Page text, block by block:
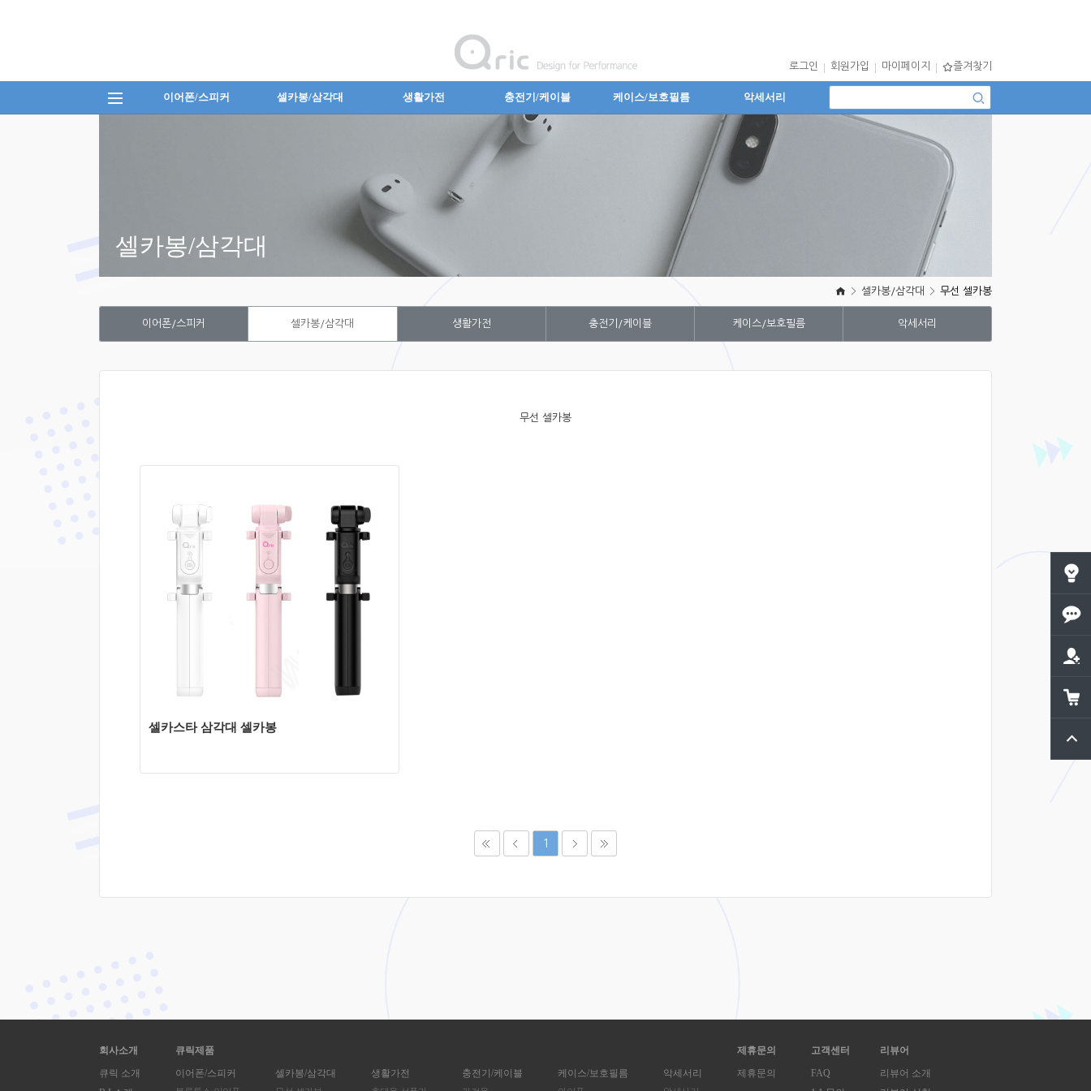
로그인 회원가입 마이페이지 즐겨찾기
이어폰/스피커 셀카봉/삼각대 생활가전 충전기/케이블 케이스/보호필름 악세서리
셀카봉/삼각대
셀카봉/삼각대 무선 셀카봉
이어폰/스피커 셀카봉/삼각대 생활가전 충전기/케이블 케이스/보호필름 악세서리
무선 셀카봉
셀카스타 삼각대 셀카봉
상세보기
1
회사소개
큐릭 소개
큐릭제품
이어폰/스피커
셀카봉/삼각대 생활가전 충전기/케이블 케이스/보호필름 악세서리
제휴문의
제휴문의
고객센터
FAQ
리뷰어
리뷰어 소개
공지사
1:1문
제휴
쇼핑